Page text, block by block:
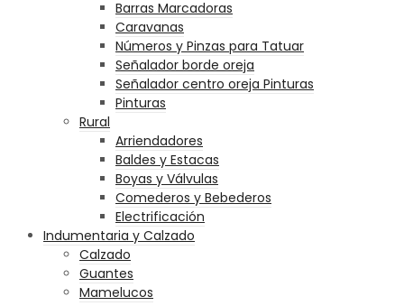
Barras Marcadoras
Caravanas
Números y Pinzas para Tatuar
Señalador borde oreja
Señalador centro oreja Pinturas
Pinturas
Rural
Arriendadores
Baldes y Estacas
Boyas y Válvulas
Comederos y Bebederos
Electrificación
Indumentaria y Calzado
Calzado
Guantes
Mamelucos